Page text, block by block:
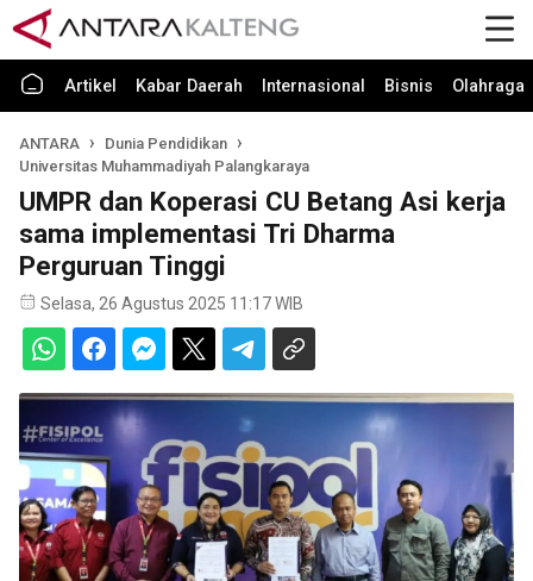
Artikel Kabar Daerah Internasional Bisnis Olahraga
ANTARA
Dunia Pendidikan
Universitas Muhammadiyah Palangkaraya
UMPR dan Koperasi CU Betang Asi kerja
sama implementasi Tri Dharma
Perguruan Tinggi
Selasa, 26 Agustus 2025 11:17 WIB